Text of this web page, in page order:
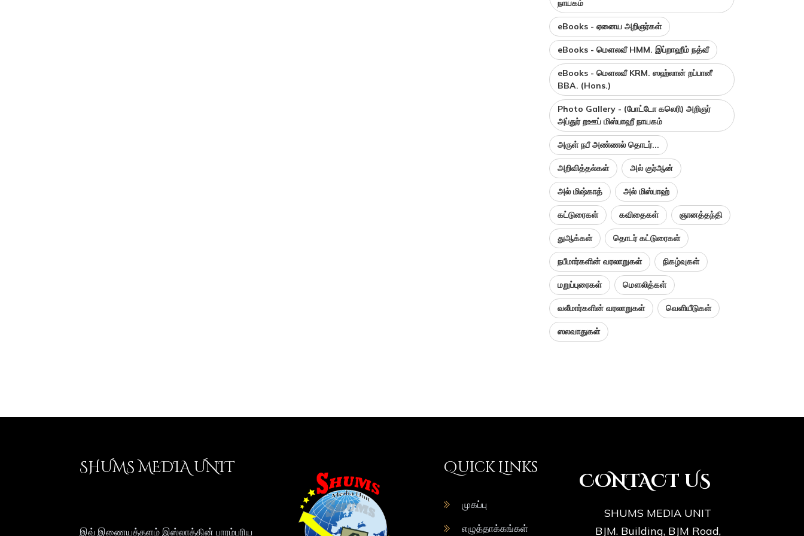
நாயகம்
eBooks - ஏனைய அறிஞர்கள்
eBooks - மௌலவீ HMM. இப்றாஹீம் நத்வீ
eBooks - மௌலவீ KRM. ஸஹ்லான் றப்பானீ
BBA. (Hons.)
Photo Gallery - (போட்டோ கலெரி) அறிஞர்
அப்துர் றஊப் மிஸ்பாஹீ நாயகம்
அருள் நபீ அண்ணல் தொடர்...
அறிவித்தல்கள் அல் குர்ஆன்
அல் மிஷ்காத் அல் மிஸ்பாஹ்
கட்டுரைகள் கவிதைகள் ஞானத்தந்தி
துஆக்கள் தொடர் கட்டுரைகள்
நபீமார்களின் வரலாறுகள் நிகழ்வுகள்
மறுப்புரைகள் மௌலித்கள்
வலீமார்களின் வரலாறுகள் வெளியீடுகள்
ஸலவாதுகள்
SHUMS MEDIA UNIT
இவ் இணையத்தளம் இஸ்லாத்தின் பாரம்பரிய
Quick Links
முகப்பு
எழுத்தாக்கங்கள்
CONTACT US
SHUMS MEDIA UNIT
BJM. Building, BJM Road,